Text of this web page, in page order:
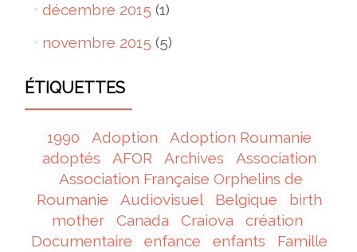
décembre 2015 (1)
novembre 2015 (5)
ÉTIQUETTES
1990 Adoption
Adoption Roumanie
adoptés
AFOR Archives
Association
Association Française Orphelins de
Roumanie
Audiovisuel Belgique
birth
mother
Canada Craiova
création
Documentaire
enfance enfants
Famille